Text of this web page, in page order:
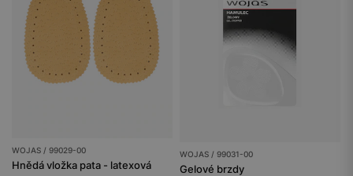
WOJAS / 99029-00
Hnědá vložka pata - latexová
WOJAS / 99031-00
Gelové brzdy